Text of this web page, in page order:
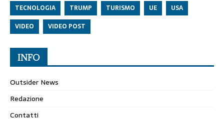
TECNOLOGIA
TRUMP TURISMO UE
USA
VIDEO
VIDEO POST
INFO
Outsider News
Redazione
Contatti